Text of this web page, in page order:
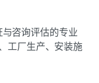
咨询评估的专业
工厂生产、安装施